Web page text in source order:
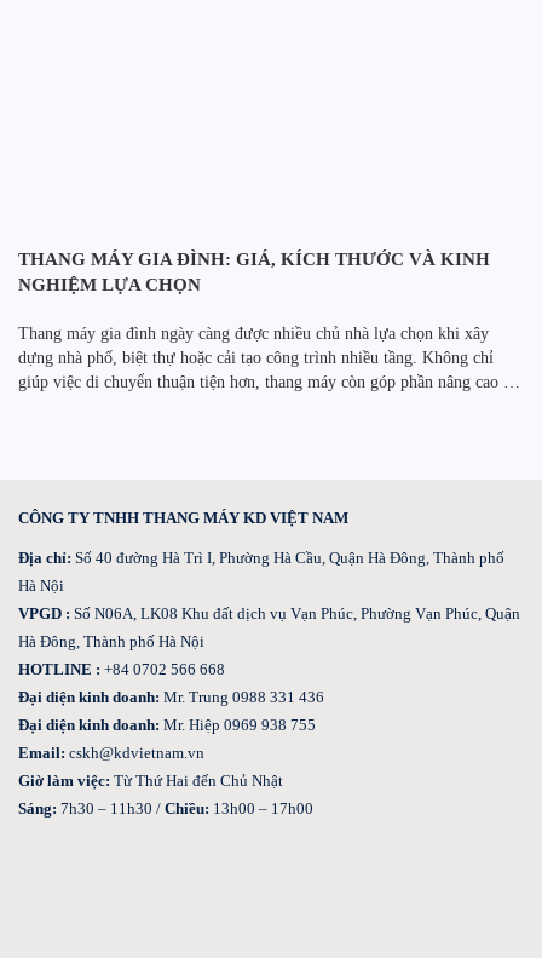
THANG MÁY GIA ĐÌNH: GIÁ, KÍCH THƯỚC VÀ KINH
NGHIỆM LỰA CHỌN
Thang máy gia đình ngày càng được nhiều chủ nhà lựa chọn khi xây
dựng nhà phố, biệt thự hoặc cải tạo công trình nhiều tầng. Không chỉ
giúp việc di chuyển thuận tiện hơn, thang máy còn góp phần nâng cao giá
CÔNG TY TNHH THANG MÁY KD VIỆT NAM
Địa chỉ: Số 40 đường Hà Trì I, Phường Hà Cầu, Quận Hà Đông, Thành phố
Hà Nội
VPGD : Số N06A, LK08 Khu đất dịch vụ Vạn Phúc, Phường Vạn Phúc, Quận
Hà Đông, Thành phố Hà Nội
HOTLINE : +84 0702 566 668
Đại diện kinh doanh: Mr. Trung 0988 331 436
Đại diện kinh doanh: Mr. Hiệp 0969 938 755
Email: cskh@kdvietnam.vn
Giờ làm việc: Từ Thứ Hai đến Chủ Nhật
Sáng: 7h30 – 11h30 / Chiều: 13h00 – 17h00